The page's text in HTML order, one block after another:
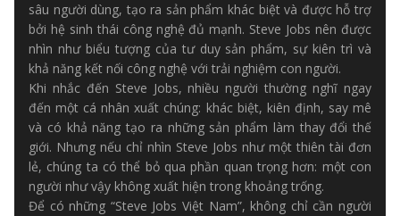
sâu người dùng, tạo ra sản phẩm khác biệt và được hỗ trợ
bởi hệ sinh thái công nghệ đủ mạnh. Steve Jobs nên được
nhìn như biểu tượng của tư duy sản phẩm, sự kiên trì và
khả năng kết nối công nghệ với trải nghiệm con người.
Khi nhắc đến Steve Jobs, nhiều người thường nghĩ ngay
đến một cá nhân xuất chúng: khác biệt, kiên định, say mê
và có khả năng tạo ra những sản phẩm làm thay đổi thế
giới. Nhưng nếu chỉ nhìn Steve Jobs như một thiên tài đơn
lẻ, chúng ta có thể bỏ qua phần quan trọng hơn: một con
người như vậy không xuất hiện trong khoảng trống.
Để có những “Steve Jobs Việt Nam”, không chỉ cần người